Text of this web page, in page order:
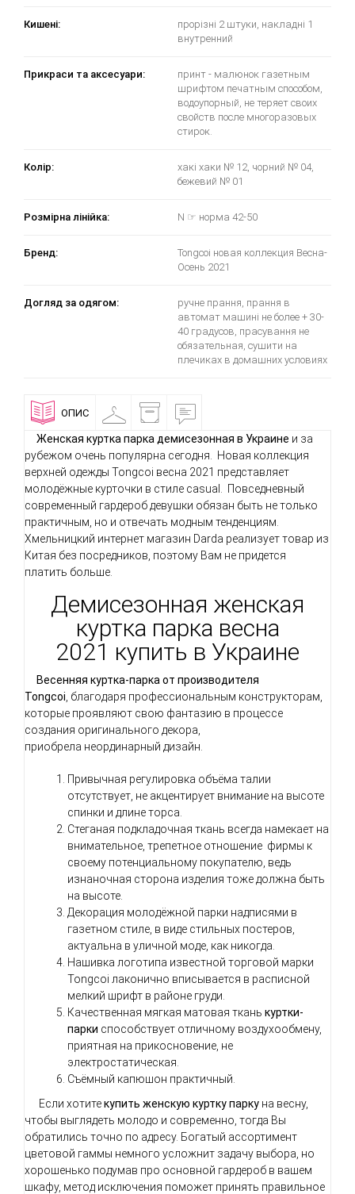
Кишені:
прорізні 2 штуки, накладні 1
внутренний
Прикраси та аксесуари:
принт - малюнок газетным
шрифтом печатным способом,
водоупорный, не теряет своих
свойств после многоразовых
стирок.
Колір:
хакі хаки № 12, чорний № 04,
бежевий № 01
Розмірна лінійка: N ☞ норма 42-50
Бренд:
Tongcoi новая коллекция Весна-
Осень 2021
Догляд за одягом:
ручне прання, прання в
автомат машині не более + 30-
40 градусов, прасування не
обязательная, сушити на
плечиках в домашних условиях
ОПИС ПРИМІРОЧНАДОСТАВКА
Женская куртка парка демисезонная в Украине и за
рубежом очень популярна сегодня. Новая коллекция
верхней одежды Tongcoi весна 2021 представляет
молодёжные курточки в стиле casual. Повседневный
современный гардероб девушки обязан быть не только
практичным, но и отвечать модным тенденциям.
Хмельницкий интернет магазин Darda реализует товар из
Китая без посредников, поэтому Вам не придется
платить больше.
Демисезонная женская
куртка парка весна
2021 купить в Украине
Весенняя куртка-парка от производителя
Tongcoi , благодаря профессиональным конструкторам,
которые проявляют свою фантазию в процессе
создания оригинального декора,
приобрела неординарный дизайн.
Привычная регулировка объёма талии
отсутствует, не акцентирует внимание на высоте
спинки и длине торса.
Стеганая подкладочная ткань всегда намекает на
внимательное, трепетное отношение фирмы к
своему потенциальному покупателю, ведь
изнаночная сторона изделия тоже должна быть
на высоте.
Декорация молодёжной парки надписями в
газетном стиле, в виде стильных постеров,
актуальна в уличной моде, как никогда.
Нашивка логотипа известной торговой марки
Tongcoi лаконично вписывается в расписной
мелкий шрифт в районе груди.
Качественная мягкая матовая ткань куртки-
парки способствует отличному воздухообмену,
приятная на прикосновение, не
электростатическая.
Съёмный капюшон практичный.
Если хотитекупить женскую курткупарку на весну,
чтобы выглядеть молодо и современно, тогда Вы
обратились точно по адресу. Богатый ассортимент
цветовой гаммы немного усложнит задачу выбора, но
хорошенько подумав про основной гардероб в вашем
шкафу, метод исключения поможет принять правильное